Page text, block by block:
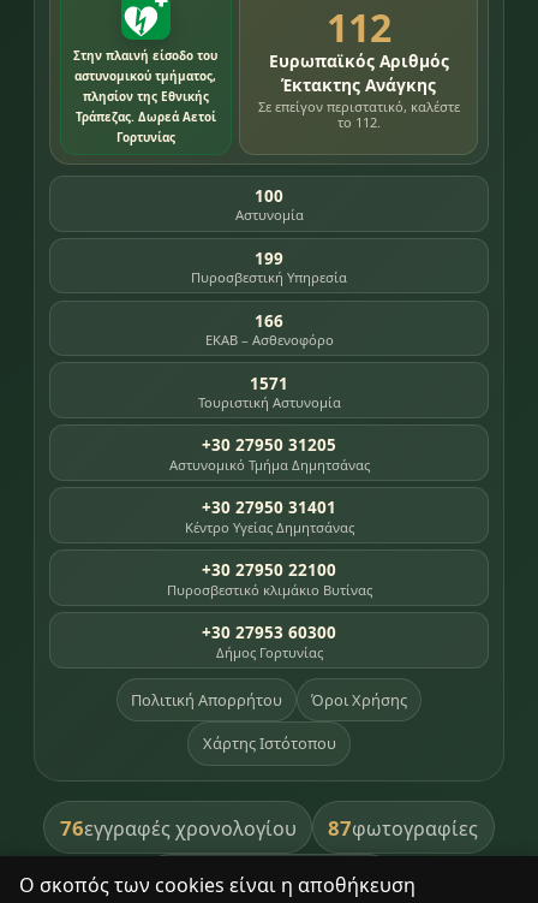
Ο σκοπός των cookies είναι η αποθήκευση
Στην πλαινή είσοδο του
αστυνομικού τμήματος,
πλησίον της Εθνικής
Τράπεζας. Δωρεά Αετοί
Γορτυνίας
112
Ευρωπαϊκός Αριθμός
Έκτακτης Ανάγκης
Σε επείγον περιστατικό, καλέστε
το 112.
100
Αστυνομία
199
Πυροσβεστική Υπηρεσία
166
ΕΚΑΒ – Ασθενοφόρο
1571
Τουριστική Αστυνομία
+30 27950 31205
Αστυνομικό Τμήμα Δημητσάνας
+30 27950 31401
Κέντρο Υγείας Δημητσάνας
+30 27950 22100
Πυροσβεστικό κλιμάκιο Βυτίνας
+30 27953 60300
Δήμος Γορτυνίας
Πολιτική Απορρήτου Όροι Χρήσης
Χάρτης Ιστότοπου
76εγγραφές χρονολογίου 87φωτογραφίες
391βιβλία βιβλιοθήκης